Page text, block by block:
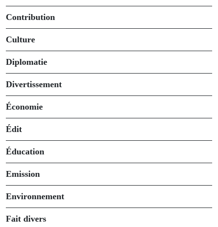
Contribution
Culture
Diplomatie
Divertissement
Économie
Édit
Éducation
Emission
Environnement
Fait divers